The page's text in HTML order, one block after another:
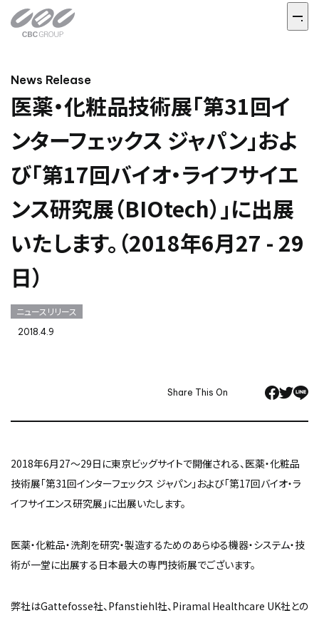
News Release
医薬・化粧品技術展「第31回イ
ンターフェックス ジャパン」およ
び「第17回バイオ・ライフサイエ
ンス研究展（BIOtech）」に出展
いたします。（2018年6月27 - 29
日）
ニュースリリース
2018.4.9
Share This On
2018年6月27～29日に東京ビッグサイトで開催される、医薬・化粧品
技術展「第31回インターフェックス ジャパン」および「第17回バイオ・ラ
イフサイエンス研究展」に出展いたします。
医薬・化粧品・洗剤を研究・製造するためのあらゆる機器・システム・技
術が一堂に出展する日本最大の専門技術展でございます。
弊社はGattefosse社、Pfanstiehl社、Piramal Healthcare UK社との